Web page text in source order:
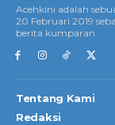
Acehkini adalah
20 Februari 2019
berita kumparan.
Tentang Kami
Redaksi